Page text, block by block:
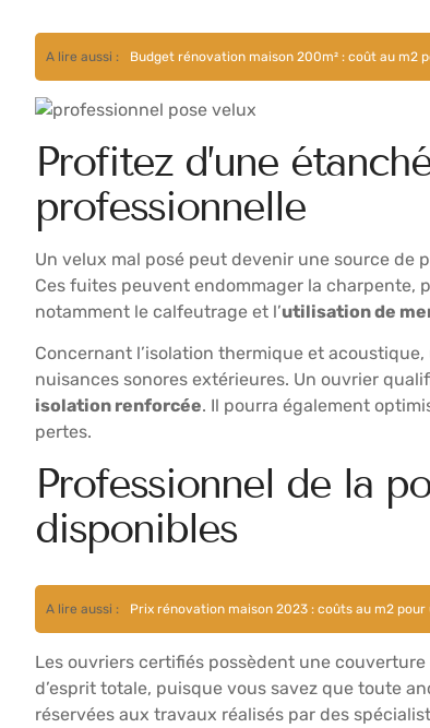
A lire aussi : Budget rénovation maison 200m² : coût au m2
Profitez d’une
professionnelle
Un velux mal posé peut devenir une source de
Ces fuites peuvent endommager la charpente,
notamment le calfeutrage et l’utilisation de
Concernant l’isolation thermique et
nuisances sonores extérieures. Un ouvrier
isolation renforcée. Il pourra également
pertes.
Professionnel de la
disponibles
A lire aussi : Prix rénovation maison 2023 : coûts au m2
Les ouvriers certifiés possèdent une
d’esprit totale, puisque vous savez que toute
réservées aux travaux réalisés par des